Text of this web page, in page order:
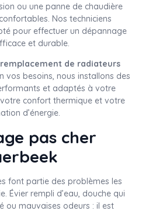
ou une panne de chaudière
Nos techniciens
pour effectuer un dépannage
et durable.
remplacement de radiateurs
vos besoins, nous installons des
et adaptés à votre
confort thermique et votre
d’énergie.
pas cher
font partie des problèmes les
Évier rempli d’eau, douche qui
ou mauvaises odeurs : il est